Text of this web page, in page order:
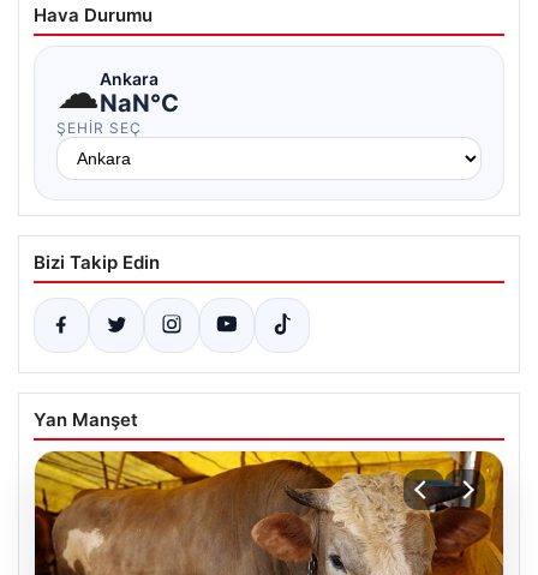
Hava Durumu
☁Ankara
NaN°C
ŞEHIR SEÇ
Bizi Takip Edin
Yan Manşet